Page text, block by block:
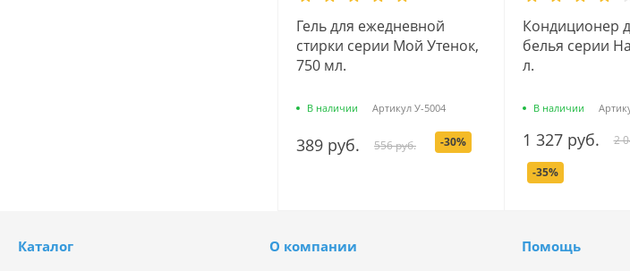
Гель для ежедневной
стирки серии Мой Утенок,
750 мл.
В наличии Артикул У-5004
389 руб. 556 руб. -30%
Кондиционер
белья серии
л.
В наличии
1 327 руб. 2
-35%
Каталог О компании Помощь